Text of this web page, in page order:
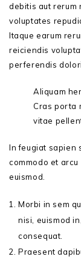
debitis aut rerum
voluptates
Itaque earum
reiciendis
perferendis
Aliquam
Cras porta
vitae
In feugiat sapien
commodo et
euismod.
Morbi in sem
nisi, euismod
consequat.
Praesent